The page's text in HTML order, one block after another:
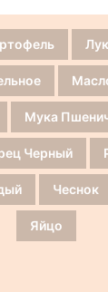
Мука
Черный
Чеснок
Яйцо